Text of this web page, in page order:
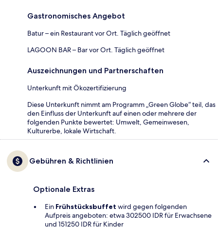
Gastronomisches Angebot
Batur – ein Restaurant vor Ort. Täglich geöffnet
LAGOON BAR – Bar vor Ort. Täglich geöffnet
Auszeichnungen und Partnerschaften
Unterkunft mit Ökozertifizierung
Diese Unterkunft nimmt am Programm „Green Globe“ teil, das
den Einfluss der Unterkunft auf einen oder mehrere der
folgenden Punkte bewertet: Umwelt, Gemeinwesen,
Kulturerbe, lokale Wirtschaft.
Gebühren & Richtlinien
Optionale Extras
Ein Frühstücksbuffet wird gegen folgenden
Aufpreis angeboten: etwa 302500 IDR für Erwachsene
und 151250 IDR für Kinder